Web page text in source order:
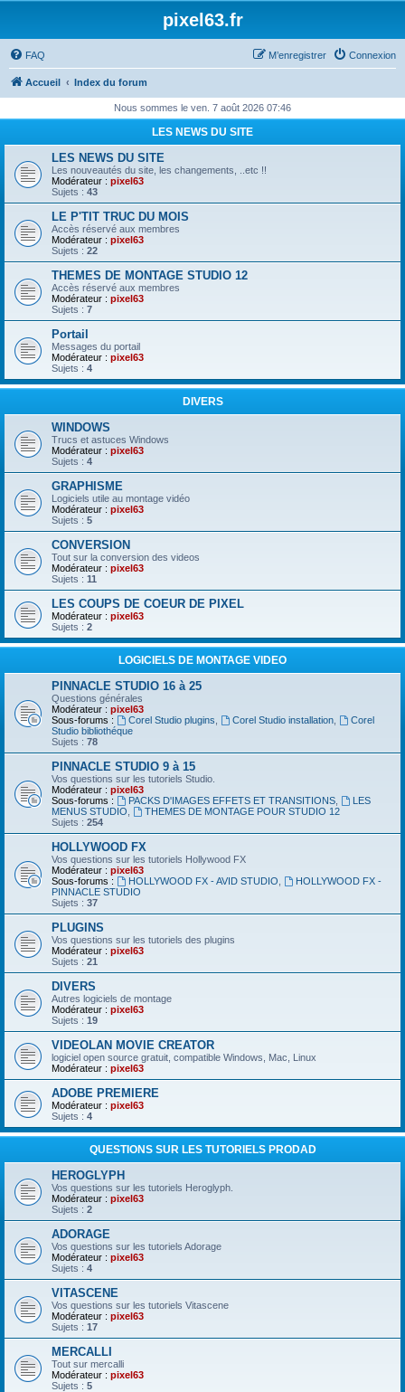
pixel63.fr
FAQ Connexion
M’enregistrer
Accueil Index du forum
Nous sommes le ven. 7 août 2026 07:46
LES NEWS DU SITE
LES NEWS DU SITE
Les nouveautés du site, les changements, ..etc !!
Modérateur : pixel63
Sujets : 43
LE P'TIT TRUC DU MOIS
Accès réservé aux membres
Modérateur : pixel63
Sujets : 22
THEMES DE MONTAGE STUDIO 12
Accès réservé aux membres
Modérateur : pixel63
Sujets : 7
Portail
Messages du portail
Modérateur : pixel63
Sujets : 4
DIVERS
WINDOWS
Trucs et astuces Windows
Modérateur : pixel63
Sujets : 4
GRAPHISME
Logiciels utile au montage vidéo
Modérateur : pixel63
Sujets : 5
CONVERSION
Tout sur la conversion des videos
Modérateur : pixel63
Sujets : 11
LES COUPS DE COEUR DE PIXEL
Modérateur : pixel63
Sujets : 2
LOGICIELS DE MONTAGE VIDEO
PINNACLE STUDIO 16 à 25
Questions générales
Modérateur : pixel63
Sous-forums :
Corel Studio plugins Corel Studio installation,
Corel
Studio bibliothéque
Sujets : 78
PINNACLE STUDIO 9 à 15
Vos questions sur les tutoriels Studio.
Modérateur : pixel63
Sous-forums :
PACKS D'IMAGES EFFETS ET TRANSITIONS,
LES
MENUS STUDIO
THEMES DE MONTAGE POUR STUDIO 12
Sujets : 254
HOLLYWOOD FX
Vos questions sur les tutoriels Hollywood FX
Modérateur : pixel63
Sous-forums :
HOLLYWOOD FX - AVID STUDIO
HOLLYWOOD FX -
PINNACLE STUDIO
Sujets : 37
PLUGINS
Vos questions sur les tutoriels des plugins
Modérateur : pixel63
Sujets : 21
DIVERS
Autres logiciels de montage
Modérateur : pixel63
Sujets : 19
VIDEOLAN MOVIE CREATOR
logiciel open source gratuit, compatible Windows, Mac, Linux
Modérateur : pixel63
ADOBE PREMIERE
Modérateur : pixel63
Sujets : 4
QUESTIONS SUR LES TUTORIELS PRODAD
HEROGLYPH
Vos questions sur les tutoriels Heroglyph.
Modérateur : pixel63
Sujets : 2
ADORAGE
Vos questions sur les tutoriels Adorage
Modérateur : pixel63
Sujets : 4
VITASCENE
Vos questions sur les tutoriels Vitascene
Modérateur : pixel63
Sujets : 17
MERCALLI
Tout sur mercalli
Modérateur : pixel63
Sujets : 5